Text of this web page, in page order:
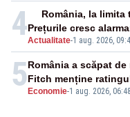
4Actualitate-1 aug. 2026,
România, la
Prețurile cresc
5 Economie-1 aug. 2026, 06:48
România a scăpat
Fitch menține